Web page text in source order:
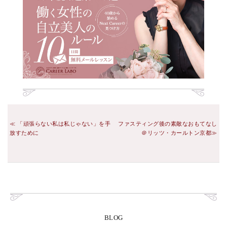
「頑張らない私は私じゃない」を手
放すために
ファスティング後の素敵なおもてなし
＠リッツ・カールトン京都
BLOG